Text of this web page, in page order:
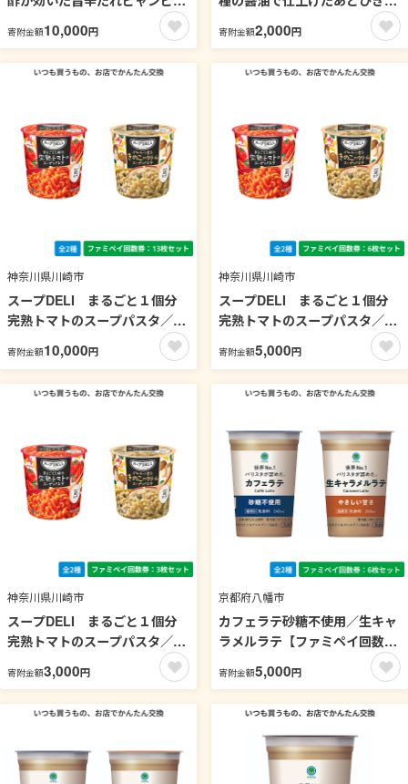
ン麺／麺屋こころ監修台湾まぜ
そば／もちっと麺と濃厚だれの
汁なし担々麺【ファミペイ回数
券9枚セット】 冷凍麺
寄附金額10,000円
ピー 【ファミペイ回数券3枚セ
ット】
寄附金額2,000円
神奈川県川崎市
スープDELI まるごと１個分
完熟トマトのスープパスタ／ポ
ルチーニ香るきのこのクリーム
スープパスタ【ファミペイ回数
券13枚セット】
寄附金額10,000円
神奈川県川崎市
スープDELI まるごと１個分
完熟トマトのスープパスタ／ポ
ルチーニ香るきのこのクリーム
スープパスタ【ファミペイ回数
券6枚セット】
寄附金額5,000円
神奈川県川崎市
スープDELI まるごと１個分
完熟トマトのスープパスタ／ポ
ルチーニ香るきのこのクリーム
スープパスタ【ファミペイ回数
券3枚セット】
寄附金額3,000円
京都府八幡市
カフェラテ砂糖不使用／生キャ
ラメルラテ【ファミペイ回数券
寄附金額5,000円